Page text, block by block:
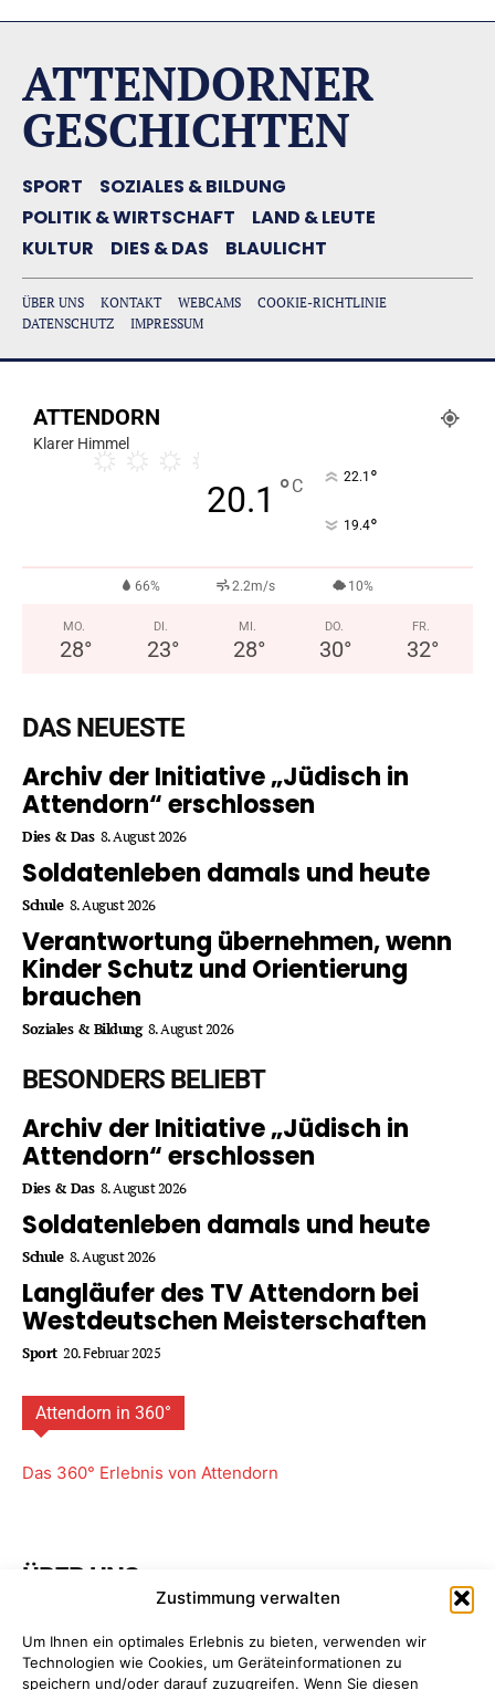
Zustimmung verwalten
Um Ihnen ein optimales Erlebnis zu bieten, verwenden wir
Technologien wie Cookies, um Geräteinformationen zu
speichern und/oder darauf zuzugreifen. Wenn Sie diesen
ATTENDORNER
GESCHICHTEN
SPORT
SOZIALES & BILDUNG
POLITIK & WIRTSCHAFT
LAND & LEUTE
KULTUR
DIES & DAS BLAULICHT
ÜBER UNS KONTAKT WEBCAMS
COOKIE-RICHTLINIE
DATENSCHUTZ
IMPRESSUM
ATTENDORN
Klarer Himmel
20.1 °C 22.1 °
19.4°
66% 2.2m/s 10%
MO.
28°
DI.
23°
MI.
28°
DO.
30°
FR.
32°
DAS NEUESTE
Archiv der Initiative „Jüdisch in
Attendorn“ erschlossen
Dies & Das 8. August 2026
Soldatenleben damals und heute
Schule 8. August 2026
Verantwortung übernehmen, wenn
Kinder Schutz und Orientierung
brauchen
Soziales & Bildung 8. August 2026
BESONDERS BELIEBT
Archiv der Initiative „Jüdisch in
Attendorn“ erschlossen
Dies & Das 8. August 2026
Soldatenleben damals und heute
Schule 8. August 2026
Langläufer des TV Attendorn bei
Westdeutschen Meisterschaften
Sport 20. Februar 2025
Attendorn in 360°
Das 360° Erlebnis von Attendorn
ÜBER UNS
+ MEDIA- Attendorn, Paderborn. Wir bieten Ihnen
maßgeschneiderte Komplettpakete für Ihre